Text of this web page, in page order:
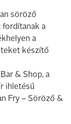
söröző
fordítanak a
a
készítő
& Shop, a
ihletésű
Fry – Söröző &